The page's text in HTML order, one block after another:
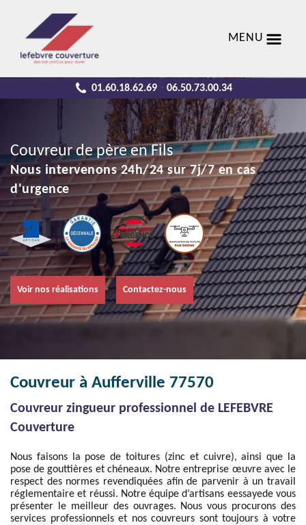
MENU
01.60.18.62.69 - 06.50.73.00.34
Couvreur de père en Fils
Nous intervenons 24h/24 sur 7j/7 en cas
d'urgence
Voir nos réalisations Contactez-nous
Couvreur à Aufferville 77570
Couvreur zingueur professionnel de LEFEBVRE
Couverture
Nous faisons la pose de toitures (zinc et cuivre), ainsi que la
pose de gouttières et chéneaux. Notre entreprise œuvre avec le
respect des normes revendiquées afin de parvenir à un travail
réglementaire et réussi. Notre équipe d’artisans eessayede vous
présenter le meilleur des ouvrages. Nous vous procurons des
services professionnels et nos couvreurs sont toujours à votre